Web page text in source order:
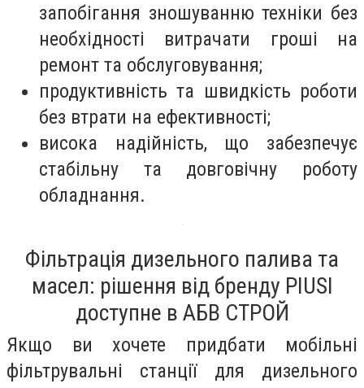
запобігання зношуванню техніки без
необхідності витрачати гроші на
ремонт та обслуговування;
продуктивність та швидкість роботи
без втрати на ефективності;
висока надійність, що забезпечує
стабільну та довговічну роботу
обладнання.
Фільтрація дизельного палива та
масел: рішення від бренду PIUSI
доступне в АБВ СТРОЙ
Якщо ви хочете придбати мобільні
фільтрувальні станції для дизельного